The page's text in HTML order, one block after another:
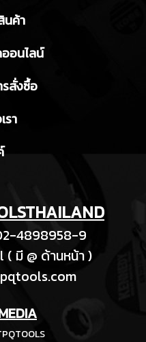
นค้า
อนไลน์
สั่งซื้อ
รา
4898958-9
( มี @ ด้านหน้า )